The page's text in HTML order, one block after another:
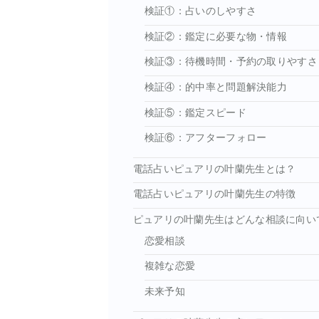
こちら
検証①：占いのしやすさ
検証②：鑑定に必要な物・情報
検証③：待機時間・予約の取りやすさ
検証④：的中率と問題解決能力
検証⑤：鑑定スピード
検証⑥：アフターフォロー
電話占いピュアリの叶蘭先生とは？
電話占いピュアリの叶蘭先生の特徴
ピュアリの叶蘭先生はどんな相談に向い
恋愛相談
複雑な恋愛
未来予知